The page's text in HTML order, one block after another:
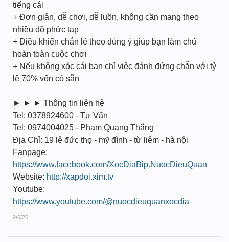
tiếng cái
+ Đơn giản, dễ chơi, dễ luồn, không cần mang theo
nhiều đồ phức tạp
+ Điều khiển chẵn lẻ theo đúng ý giúp bạn làm chủ
hoàn toàn cuộc chơi
+ Nếu không xóc cái bạn chỉ việc đánh đứng chẵn với tỷ
lệ 70% vốn có sẵn
► ► ► Thông tin liên hệ
Tel: 0378924600 - Tư Vấn
Tel: 0974004025 - Phạm Quang Thắng
Địa Chỉ: 19 lê đức thọ - mỹ đình - từ liêm - hà nội
Fanpage:
https://www.facebook.com/XocDiaBip.NuocDieuQuan
Website: http://xapdoi.xim.tv
Youtube:
https://www.youtube.com/@nuocdieuquanxocdia
2/6/26